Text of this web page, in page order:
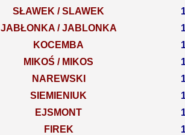
SŁAWEK / SLAWEK
JABŁONKA / JABLONKA
KOCEMBA
MIKOŚ / MIKOS
NAREWSKI
SIEMIENIUK
EJSMONT
FIREK